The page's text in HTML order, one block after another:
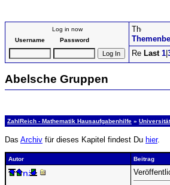
Log in now
Username
Password
Last 1
Abelsche Gruppen
ZahlReich - Mathematik Hausaufgabenhilfe »
Das Archiv für dieses Kapitel findest Du hier.
Autor Beitrag